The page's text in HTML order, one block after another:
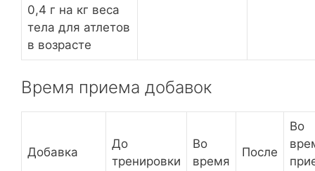
0,4 г на кг веса
тела для атлетов
в возрасте
Время приема добавок
Добавка
До
тренировки
Во
время
После
Во